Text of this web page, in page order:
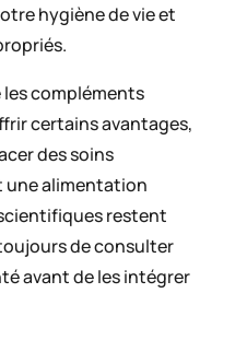
hygiène de vie et
compléments
certains avantages,
des soins
une alimentation
restent
de consulter
avant de les intégrer